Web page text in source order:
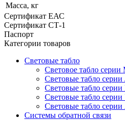
Масса, кг
Сертификат ЕАС
Сертификат СТ-1
Паспорт
Категории товаров
Световые табло
Световое табло
Световые табло
Световые табло
Световые табло
Световые табло
Системы обратной связи